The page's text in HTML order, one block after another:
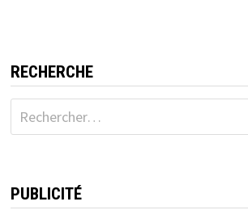
RECHERCHE
Rechercher :
PUBLICITÉ